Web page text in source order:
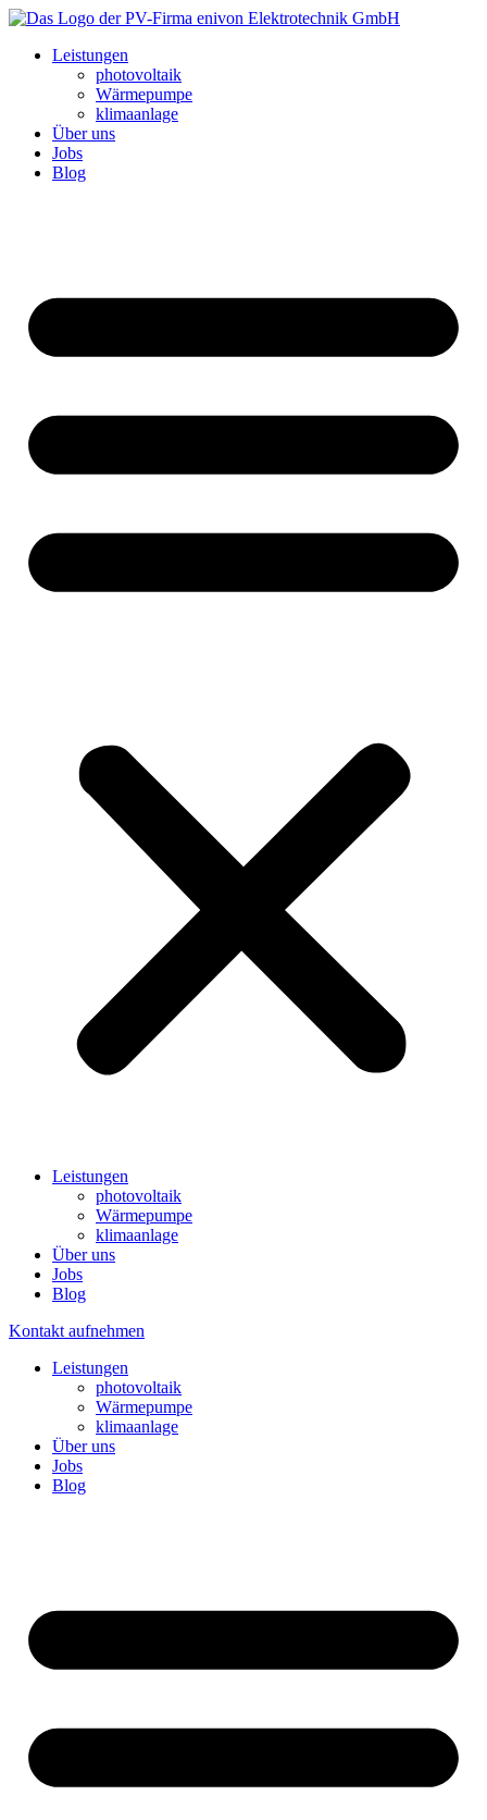
Leistungen
photovoltaik
Wärmepumpe
klimaanlage
Über uns
Jobs
Blog
Leistungen
photovoltaik
Wärmepumpe
klimaanlage
Über uns
Jobs
Blog
Kontakt aufnehmen
Leistungen
photovoltaik
Wärmepumpe
klimaanlage
Über uns
Jobs
Blog